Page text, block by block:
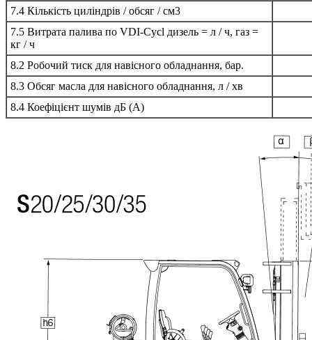
7.4 Кількість циліндрів / обсяг / см3
7.5 Витрата палива по VDI-Cycl дизель = л / ч, газ =
кг / ч
8.2 Робочий тиск для навісного обладнання, бар.
8.3 Обсяг масла для навісного обладнання, л / хв
8.4 Коефіцієнт шумів дБ (A)